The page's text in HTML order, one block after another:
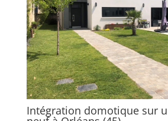
Intégration domotique sur